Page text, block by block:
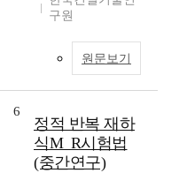
구원
원문보기
6
정적 반복 재하
식M_R시험법
(중간연구)